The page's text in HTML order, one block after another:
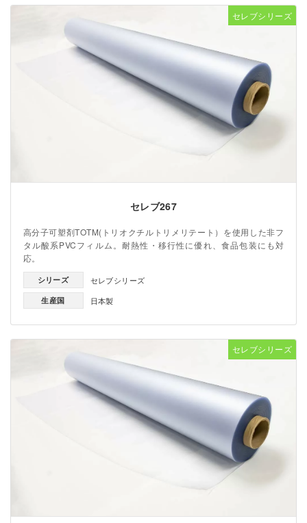
セレブシリーズ
セレブ267
高分子可塑剤TOTM(トリオクチルトリメリテート）を使用した非フ
タル酸系PVCフィルム。耐熱性・移行性に優れ、食品包装にも対
応。
シリーズ セレブシリーズ
生産国 日本製
セレブシリーズ